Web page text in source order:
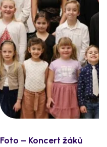
Foto – Koncert žáků